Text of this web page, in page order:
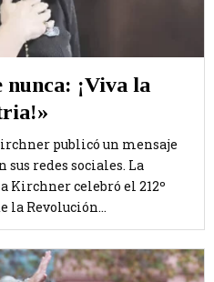
nunca: ¡Viva la
publicó un mensaje
sus redes sociales. La
celebró el 212º
la Revolución...